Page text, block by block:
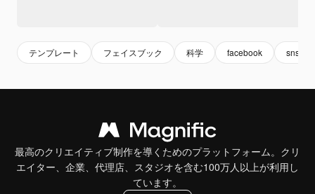
テンプレート フェイスブック 科学 facebook sns
最高のクリエイティブ制作を導くためのプラットフォーム。クリ
エイター、企業、代理店、スタジオを含む100万人以上が利用し
ています。